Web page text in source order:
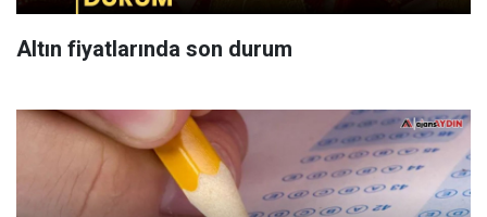
Altın fiyatlarında son durum